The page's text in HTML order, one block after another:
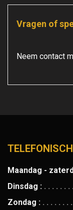
Vragen of
Neem contact
Maandag -
Dinsdag : . . . . . . .
Zondag : . . . . . . .